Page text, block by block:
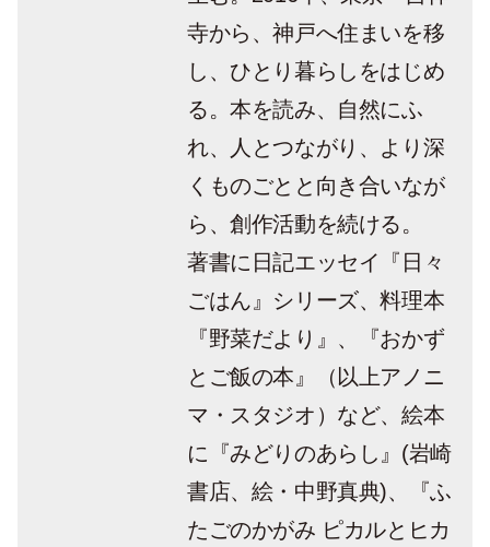
寺から、神戸へ住まいを移
し、ひとり暮らしをはじめ
る。本を読み、自然にふ
れ、人とつながり、より深
くものごとと向き合いなが
ら、創作活動を続ける。
著書に日記エッセイ『日々
ごはん』シリーズ、料理本
『野菜だより』、『おかず
とご飯の本』（以上アノニ
マ・スタジオ）など、絵本
に『みどりのあらし』(岩崎
書店、絵・中野真典)、『ふ
たごのかがみ ピカルとヒカ